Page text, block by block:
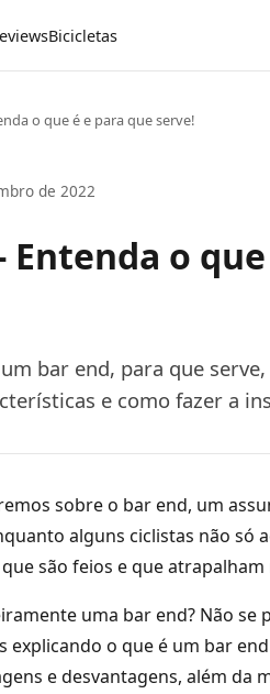
Bicicletas
o que é e para que serve!
de 2022
Entenda o
bar end, para que
e como fazer a
sobre o bar end, um
alguns ciclistas não só
são feios e que atrapalham
uma bar end? Não
explicando o que é um bar
e desvantagens, além da